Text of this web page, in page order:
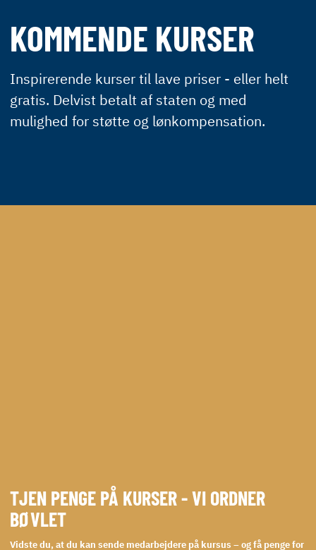
KOMMENDE KURSER
Inspirerende kurser til lave priser - eller helt
gratis. Delvist betalt af staten og med
mulighed for støtte og lønkompensation.
TJEN PENGE PÅ KURSER - VI ORDNER
BØVLET
Vidste du, at du kan sende medarbejdere på kursus – og få penge for